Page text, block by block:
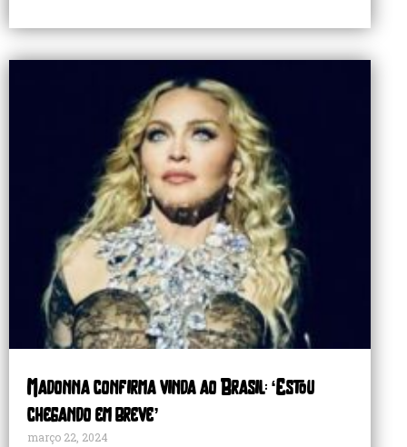
Madonna confirma vinda ao Brasil: ‘Estou
chegando em breve’
março 22, 2024